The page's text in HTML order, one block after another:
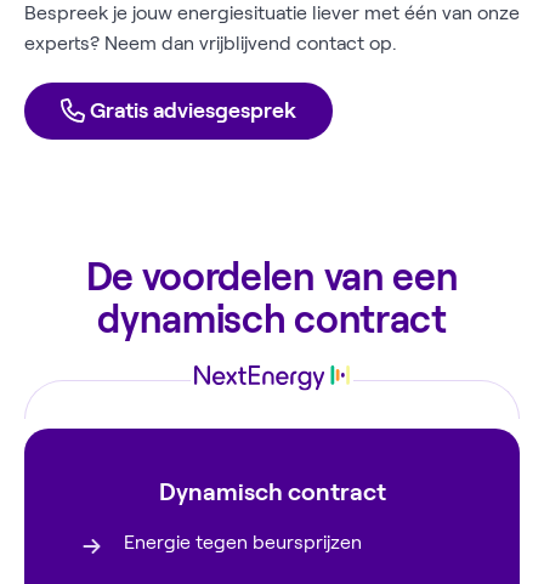
Bespreek je jouw energiesituatie liever met één van onze
experts? Neem dan vrijblijvend contact op.
Gratis adviesgesprek
De voordelen van een
dynamisch contract
Dynamisch contract
Energie tegen beursprijzen